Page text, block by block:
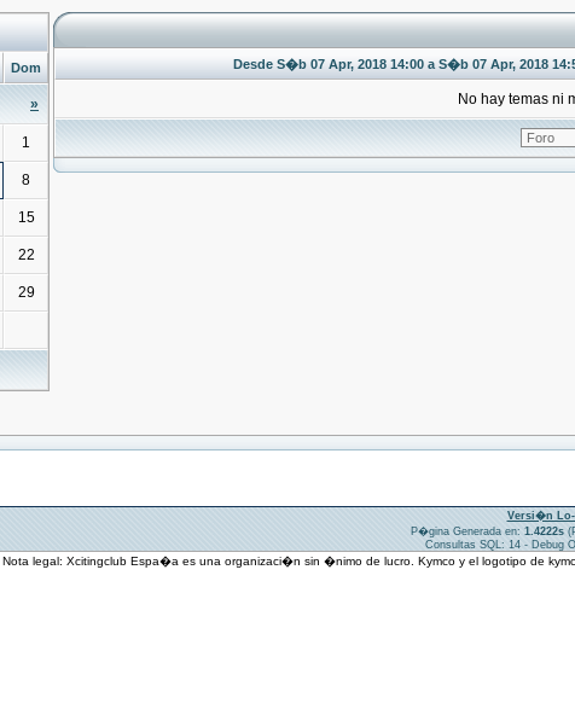
Dom
»
1
8
15
22
29
Desde S�b 07 Apr, 2018 14:00 a S�b 07 Apr, 2018
No hay temas ni
Versi�n
P�gina Generada en: 1.4222s
Consultas SQL: 14 - Debug
Nota legal: Xcitingclub Espa�a es una organizaci�n sin �nimo de lucro. Kymco y el logotipo de